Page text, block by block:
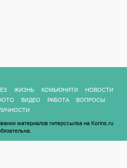
ЖИЗНЬ КОМЬЮНИТИ
НОВОСТИ
ВИДЕО РАБОТА
ВОПРОСЫ
материалов гиперссылка на Korins.ru